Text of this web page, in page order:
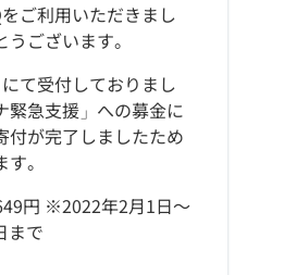
ご利用いただきまし
ございます。
て受付しておりまし
緊急支援」への募金に
付が完了しましたため
。
円 ※2022年2月1日～
まで